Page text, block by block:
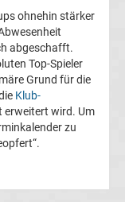
ohnehin stärker
abgeschafft.
Top-Spieler
Grund für die
Klub-
erweitert wird. Um
zu